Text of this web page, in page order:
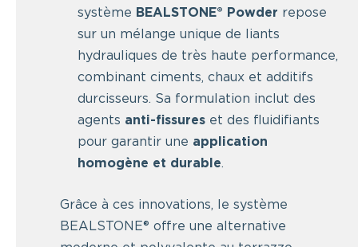
système BEALSTONE® Powder repose
sur un mélange unique de liants
hydrauliques de très haute performance,
combinant ciments, chaux et additifs
durcisseurs. Sa formulation inclut des
agents anti-fissures et des fluidifiants
pour garantir une application
homogène et durable.
Grâce à ces innovations, le système
BEALSTONE® offre une alternative